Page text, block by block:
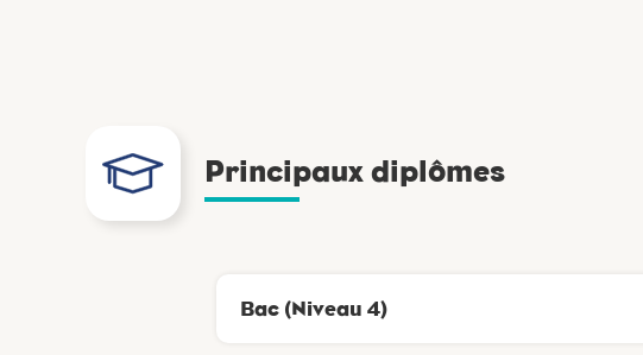
Principaux diplômes
Bac (Niveau 4)